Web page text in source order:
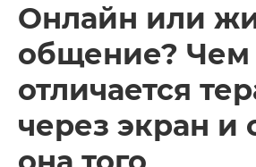
Онлайн или
общение? Чем
отличается
через экран и